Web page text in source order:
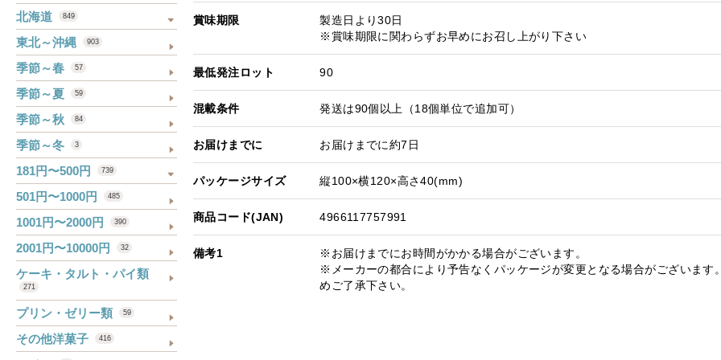
賞味期限
製造日より30日
※賞味期限に関わらずお早めにお召し上がり下さい
最低発注ロット 90
混載条件 発送は90個以上（18個単位で追加可）
お届けまでに お届けまでに約7日
パッケージサイズ 縦100×横120×高さ40(mm)
商品コード(JAN) 4966117757991
備考1
※お届けまでにお時間がかかる場合がございます。
※メーカーの都合により予告なくパッケージが変更となる場合がございます
めご了承下さい。
北海道 849
東北～沖縄 903
季節～春 57
季節～夏 59
季節～秋 84
季節～冬 3
181円〜500円 739
501円〜1000円 485
1001円〜2000円 390
2001円〜10000円 32
ケーキ・タルト・パイ類
271
プリン・ゼリー類 59
その他洋菓子 416